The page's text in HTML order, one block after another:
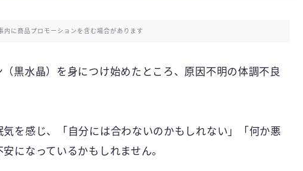
内に商品プロモーションを含む場合があります
（黒水晶）を身につけ始めたところ、原因不明の体調不良
を感じ、「自分には合わないのかもしれない」「何か悪
になっているかもしれません。